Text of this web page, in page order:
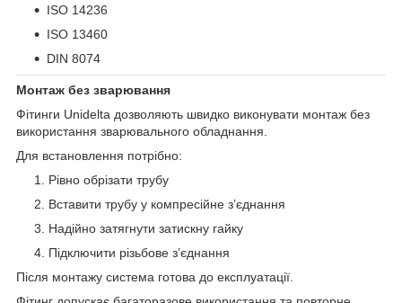
ISO 14236
ISO 13460
DIN 8074
Монтаж без зварювання
Фітинги Unidelta дозволяють швидко виконувати монтаж без
використання зварювального обладнання.
Для встановлення потрібно:
Рівно обрізати трубу
Вставити трубу у компресійне з’єднання
Надійно затягнути затискну гайку
Підключити різьбове з’єднання
Після монтажу система готова до експлуатації.